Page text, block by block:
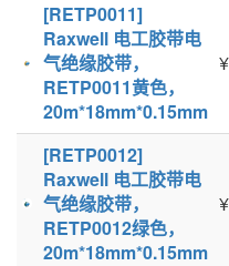
[RETP0011]
Raxwell 电工胶带电
气绝缘胶带，
RETP0011黄色，
20m*18mm*0.15mm
¥
[RETP0012]
Raxwell 电工胶带电
气绝缘胶带，
RETP0012绿色，
20m*18mm*0.15mm
¥